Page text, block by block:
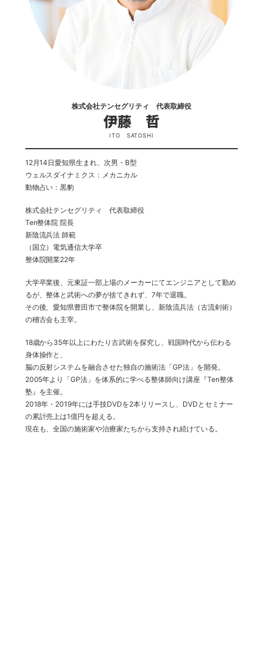
株式会社テンセグリティ 代表取締役
伊藤 哲
ITO SATOSHI
12月14日愛知県生まれ、次男・B型
ウェルスダイナミクス：メカニカル
動物占い：黒豹
株式会社テンセグリティ 代表取締役
Ten整体院 院長
新陰流兵法 師範
（国立）電気通信大学卒
整体院開業22年
大学卒業後、元東証一部上場のメーカーにてエンジニアとして勤め
るが、整体と武術への夢が捨てきれず、7年で退職。
その後、愛知県豊田市で整体院を開業し、新陰流兵法（古流剣術）
の稽古会も主宰。
18歳から35年以上にわたり古武術を探究し、戦国時代から伝わる
身体操作と、
脳の反射システムを融合させた独自の施術法「GP法」を開発。
2005年より「GP法」を体系的に学べる整体師向け講座『Ten整体
塾』を主催。
2018年・2019年には手技DVDを2本リリースし、DVDとセミナー
の累計売上は1億円を超える。
現在も、全国の施術家や治療家たちから支持され続けている。